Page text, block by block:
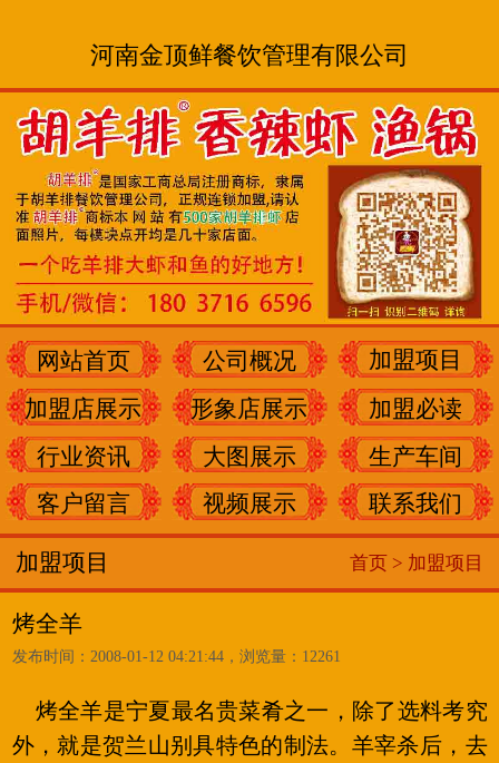
河南金顶鲜餐饮管理有限公司
网站首页 公司概况
加盟项目
加盟店展示
形象店展示
加盟必读
行业资讯
大图展示
生产车间
客户留言
视频展示 联系我们
加盟项目 加盟项目
首页 >
烤全羊
发布时间：2008-01-12 04:21:44，浏览量：12261
烤全羊是宁夏最名贵菜肴之一，除了选料考究
外，就是贺兰山别具特色的制法。羊宰杀后，去